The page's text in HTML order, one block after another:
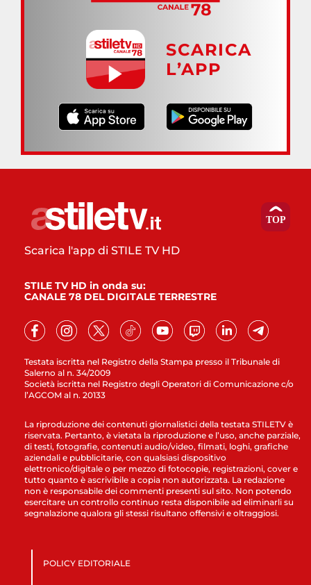
SCARICA
L’APP
Testata iscritta nel Registro della Stampa presso il Tribunale di
Salerno al n. 34/2009
Società iscritta nel Registro degli Operatori di Comunicazione c/o
l’AGCOM al n. 20133
Scarica l'app di STILE TV HD
STILE TV HD in onda su:
CANALE 78 DEL DIGITALE TERRESTRE
La riproduzione dei contenuti giornalistici della testata STILETV è
riservata. Pertanto, è vietata la riproduzione e l’uso, anche parziale,
di testi, fotografie, contenuti audio/video, filmati, loghi, grafiche
aziendali e pubblicitarie, con qualsiasi dispositivo
elettronico/digitale o per mezzo di fotocopie, registrazioni, cover e
tutto quanto è ascrivibile a copia non autorizzata. La redazione
non è responsabile dei commenti presenti sul sito. Non potendo
esercitare un controllo continuo resta disponibile ad eliminarli su
segnalazione qualora gli stessi risultano offensivi e oltraggiosi.
POLICY EDITORIALE